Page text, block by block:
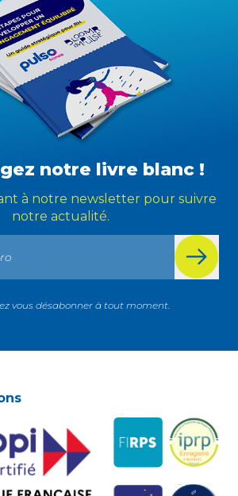
notre livre blanc !
à notre newsletter pour suivre
notre actualité.
vous désabonner à tout moment.